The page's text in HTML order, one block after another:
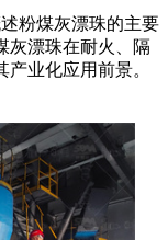
粉煤灰漂珠的主要
灰漂珠在耐火、隔
业化应用前景。